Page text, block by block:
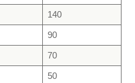
140
90
70
50